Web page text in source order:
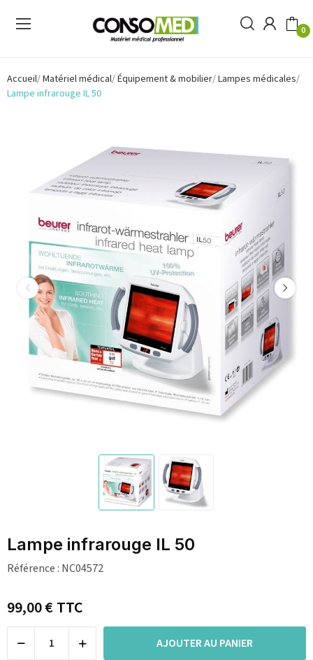
0
Accueil Matériel médical Équipement & mobilier Lampes médicales
Lampe infrarouge IL 50
Lampe infrarouge IL 50
Référence : NC04572
99,00 €TTC
AJOUTER AU PANIER